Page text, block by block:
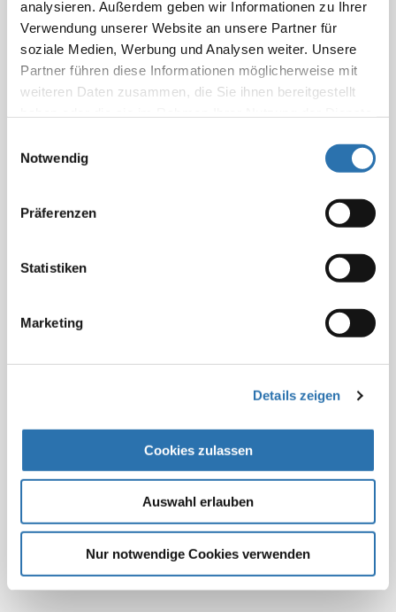
analysieren. Außerdem geben wir Informationen zu Ihrer
Verwendung unserer Website an unsere Partner für
soziale Medien, Werbung und Analysen weiter. Unsere
Partner führen diese Informationen möglicherweise mit
weiteren Daten zusammen, die Sie ihnen bereitgestellt
Cookies, wenn Sie unsere Webseite weiterhin
Notwendig
Präferenzen
Statistiken
Marketing
Details zeigen
Cookies zulassen
Auswahl erlauben
Nur notwendige Cookies verwenden
Zytostatika-Infusionen (I)
GOÄ-Ratgeber
Zytostatika-Infusionen (II)
Impfungen
Medikamentenreservoir
Stationäre intensivmedizinische Überwachung und
GOÄ-Ratgeber
Stationäre intensivmedizinische Überwachung und
Beatmung während des Transports
GOÄ-Ratgeber
GOÄ-Ratgeber
Abrechnung von Probeexzisionen (I)